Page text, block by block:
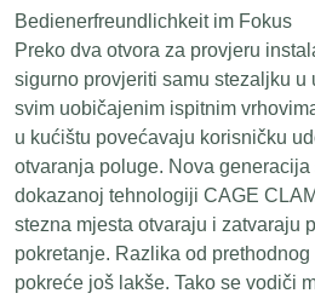
Bedienerfreundlichkeit im Fokus
Preko dva otvora za provjeru
sigurno provjeriti samu stezaljku u
svim uobičajenim ispitnim
u kućištu povećavaju korisničku
otvaranja poluge. Nova
dokazanoj tehnologiji CAGE
stezna mjesta otvaraju i zatvaraju
pokretanje. Razlika od
pokreće još lakše. Tako se vodiči